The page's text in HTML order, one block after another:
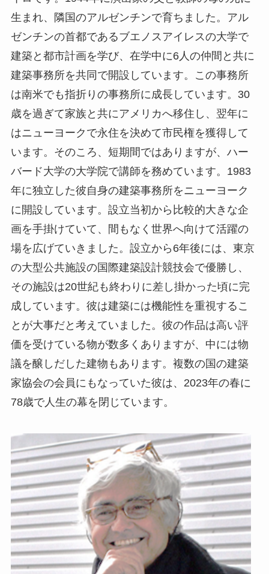
生まれ、隣国のアルゼンチンで育ちました。アル
ゼンチンの首都であるブエノスアイレスの大学で
建築と都市計画を学び、在学中に6人の仲間と共に
建築事務所を共同で開設しています。この事務所
は南米でも指折りの事務所に成長しています。30
歳を過ぎて家族と共にアメリカへ移住し、翌年に
はニューヨークで永住を決めて市民権を獲得して
います。そのころ、短期間ではありますが、ハー
バード大学の大学院で講師を務めています。1983
年に独立した彼自身の建築事務所をニューヨーク
に開設しています。設立当初から比較的大きな企
画を手掛けていて、間もなく世界へ向けて活躍の
場を広げていきました。設立から6年後には、東京
の大型公共施設の国際建築設計競技会で優勝し、
その施設は20世紀も終わりに差し掛かった頃に完
成しています。彼は建築には機能性を重視するこ
とが大事だと考えていました。彼の作品は高い評
価を受けている物が数多くありますが、中には物
議を醸しだした建物もあります。複数の国の建築
家協会の会員にもなっていた彼は、2023年の春に
78歳で人生の幕を閉じています。